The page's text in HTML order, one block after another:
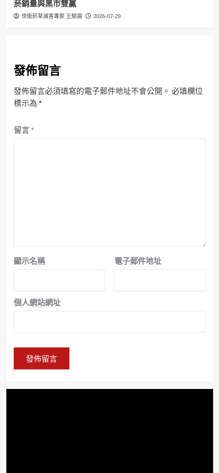
菸銷量與黑市雙贏
世衛菸草減害專家 王郁揚 2026-07-29
發佈留言
發佈留言必須填寫的電子郵件地址不會公開。 必填欄位
標示為 *
留言 *
顯示名稱 電子郵件地址
個人網站網址